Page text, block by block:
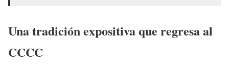
Una tradición expositiva que regresa al
CCCC